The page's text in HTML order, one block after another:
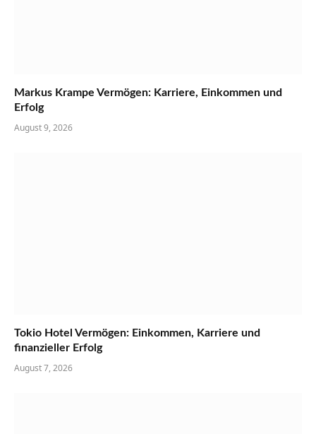
Markus Krampe Vermögen: Karriere, Einkommen und
Erfolg
August 9, 2026
Tokio Hotel Vermögen: Einkommen, Karriere und
finanzieller Erfolg
August 7, 2026